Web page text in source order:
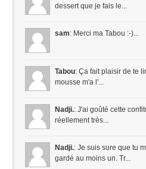
dessert que je fais le...
sam: Merci ma Tabou :-)...
Tabou: Ça fait plaisir de te
mousse m'a l'...
Nadji.: J'ai goûté cette
réellement très...
Nadji.: Je suis sure que tu
gardé au moins un. Tr...